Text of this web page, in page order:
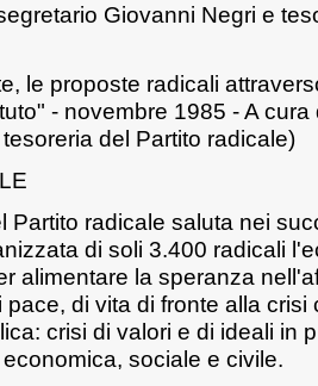
Giovanni Negri e
le proposte radicali
- novembre 1985 - A cura
del Partito radicale)
Partito radicale saluta nei
di soli 3.400 radicali
alimentare la speranza
pace, di vita di fronte alla crisi
crisi di valori e di ideali in
sociale e civile.